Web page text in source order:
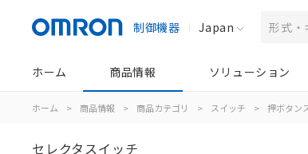
制御機器 Japan
ホーム 商品情報 ソリューション
ホーム > 商品情報 > 商品カテゴリ > スイッチ > 押ボタン
セレクタスイッチ